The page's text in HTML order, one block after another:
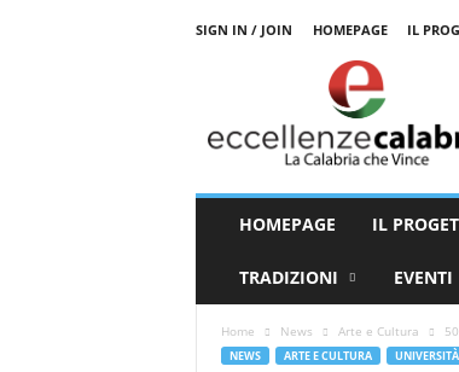
SIGN IN / JOIN HOMEPAGE IL
HOMEPAGE IL
TRADIZIONI EVENTI
Home News Arte e Cultura
NEWS ARTE E CULTURA UNIVERSITÀ